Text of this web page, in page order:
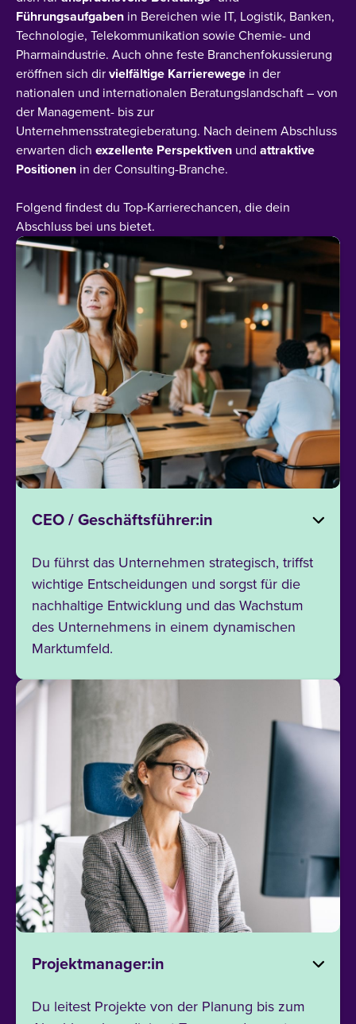
Führungsaufgaben in Bereichen wie IT, Logistik, Banken,
Technologie, Telekommunikation sowie Chemie- und
Pharmaindustrie. Auch ohne feste Branchenfokussierung
eröffnen sich dir vielfältige Karrierewege in der
nationalen und internationalen Beratungslandschaft – von
der Management- bis zur
Unternehmensstrategieberatung. Nach deinem Abschluss
erwarten dich exzellente Perspektiven und attraktive
Positionen in der Consulting-Branche.
Folgend findest du Top-Karrierechancen, die dein
Abschluss bei uns bietet.
CEO / Geschäftsführer:in
Du führst das Unternehmen strategisch, triffst
wichtige Entscheidungen und sorgst für die
nachhaltige Entwicklung und das Wachstum
des Unternehmens in einem dynamischen
Marktumfeld.
Projektmanager:in
Du leitest Projekte von der Planung bis zum